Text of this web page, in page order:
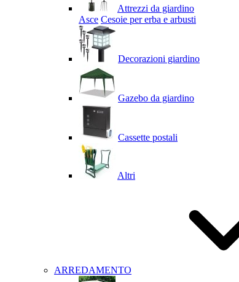
Attrezzi da giardino
Asce Cesoie per erba e arbusti
Decorazioni giardino
Gazebo da giardino
Cassette postali
Altri
ARREDAMENTO